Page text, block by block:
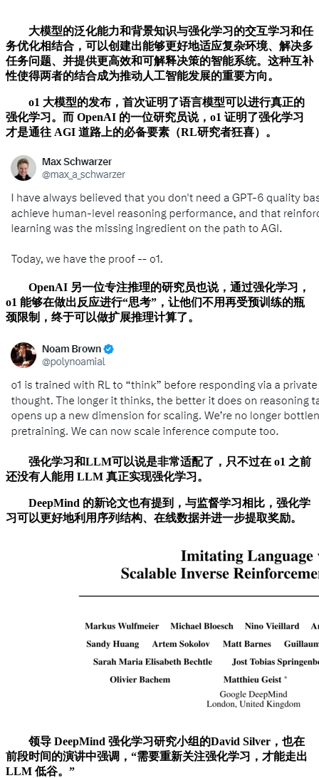
大模型的泛化能力和背景知识与强化学习的交互学习和任
务优化相结合，可以创建出能够更好地适应复杂环境、解决多
任务问题、并提供更高效和可解释决策的智能系统。这种互补
性使得两者的结合成为推动人工智能发展的重要方向。
o1 大模型的发布，首次证明了语言模型可以进行真正的
强化学习。而 OpenAI 的一位研究员说，o1 证明了强化学习
才是通往 AGI 道路上的必备要素（RL研究者狂喜）。
OpenAI 另一位专注推理的研究员也说，通过强化学习，
o1 能够在做出反应进行“思考”，让他们不用再受预训练的瓶
颈限制，终于可以做扩展推理计算了。
强化学习和LLM可以说是非常适配了，只不过在 o1 之前
还没有人能用 LLM 真正实现强化学习。
DeepMind 的新论文也有提到，与监督学习相比，强化学
习可以更好地利用序列结构、在线数据并进一步提取奖励。
领导 DeepMind 强化学习研究小组的David Silver，也在
前段时间的演讲中强调，“需要重新关注强化学习，才能走出
LLM 低谷。”